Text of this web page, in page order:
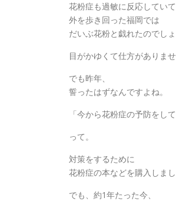
花粉症も過敏に反応していて
外を歩き回った福岡では
だいぶ花粉と戯れたのでしょ
目がかゆくて仕方がありませ
でも昨年、
誓ったはずなんですよね。
「今から花粉症の予防をして
って。
対策をするために
花粉症の本などを購入しまし
でも、約1年たった今、